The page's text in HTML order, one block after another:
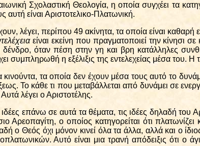
Σχολαστική Θεολογία, η οποία συγχέει τα
αυτή είναι Αριστοτελικο-Πλατωνική.
λέγει, περίπου 49 ακίνητα, τα οποία είναι καθαρή
είναι εκείνη που πραγματοποιεί την κίνησι
δένδρο, όταν πέση στην γη και βρη κατάλληλες
συμπληρωθή η εξέλιξις της εντελεχείας μέσα του. Η
τα οποία δεν έχουν μέσα τους αυτό το
Το κάθε τι που μεταβάλλεται από δυνάμει σε
λέγει ο Αριστοτέλης.
επάνω σε αυτά τα θέματα, τις ιδέες δηλαδή
Αρεοπαγίτη, ο οποίος κατηγορείται ότι
ο Θεός όχι μόνον κινεί όλα τα άλλα, αλλά και ο
Αυτό είναι μια τρανή απόδειξις ότι